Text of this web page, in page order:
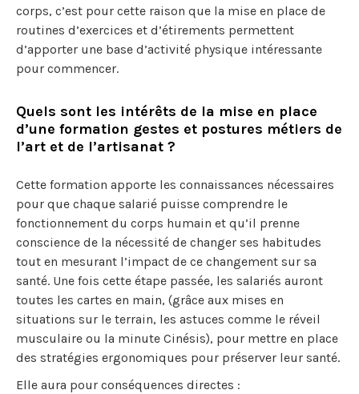
corps, c’est pour cette raison que la mise en place de
routines d’exercices et d’étirements permettent
d’apporter une base d’activité physique intéressante
pour commencer.
Quels sont les intérêts de la mise en place
d’une formation gestes et postures métiers de
l’art et de l’artisanat ?
Cette formation apporte les connaissances nécessaires
pour que chaque salarié puisse comprendre le
fonctionnement du corps humain et qu’il prenne
conscience de la nécessité de changer ses habitudes
tout en mesurant l’impact de ce changement sur sa
santé. Une fois cette étape passée, les salariés auront
toutes les cartes en main, (grâce aux mises en
situations sur le terrain, les astuces comme le réveil
musculaire ou la minute Cinésis), pour mettre en place
des stratégies ergonomiques pour préserver leur santé.
Elle aura pour conséquences directes :